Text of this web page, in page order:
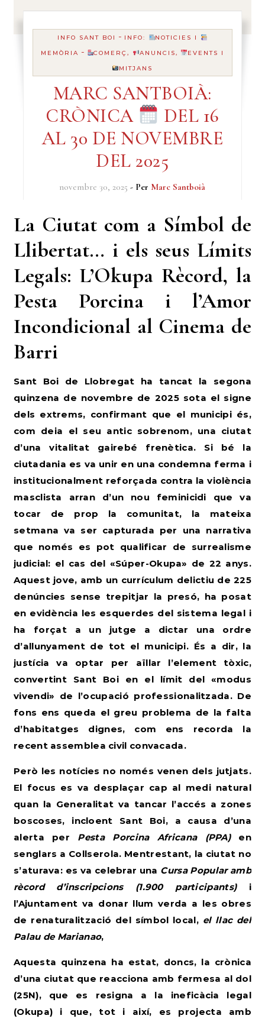
INFO SANT BOI - INFO:
NOTICIES I
MEMÒRIA - COMERÇ, ANUNCIS,
EVENTS I
MITJANS
MARC SANTBOIÀ:
CRÒNICA
DEL 16
AL 30 DE NOVEMBRE
DEL 2025
novembre 30, 2025 - Per Marc Santboià
La Ciutat com a Símbol de
Llibertat… i els seus Límits
Legals: L’Okupa Rècord, la
Pesta Porcina i l’Amor
Incondicional al Cinema de
Barri
Sant Boi de Llobregat ha tancat la segona
quinzena de novembre de 2025 sota el signe
dels extrems, confirmant que el municipi és,
com deia el seu antic sobrenom, una ciutat
d’una vitalitat gairebé frenètica. Si bé la
ciutadania es va unir en una condemna ferma i
institucionalment reforçada contra la violència
masclista arran d’un nou feminicidi que va
tocar de prop la comunitat, la mateixa
setmana va ser capturada per una narrativa
que només es pot qualificar de surrealisme
judicial: el cas del «Súper-Okupa» de 22 anys.
Aquest jove, amb un currículum delictiu de 225
denúncies sense trepitjar la presó, ha posat
en evidència les esquerdes del sistema legal i
ha forçat a un jutge a dictar una ordre
d’allunyament de tot el municipi. És a dir, la
justícia va optar per aïllar l’element tòxic,
convertint Sant Boi en el límit del «modus
vivendi» de l’ocupació professionalitzada. De
fons ens queda el greu problema de la falta
d’habitatges dignes, com ens recorda la
recent assemblea civil convacada.
Però les notícies no només venen dels jutjats.
El focus es va desplaçar cap al medi natural
quan la Generalitat va tancar l’accés a zones
boscoses, incloent Sant Boi, a causa d’una
alerta per Pesta Porcina Africana (PPA) en
senglars a Collserola. Mentrestant, la ciutat no
s’aturava: es va celebrar una Cursa Popular amb
rècord d’inscripcions (1.900 participants)i
l’Ajuntament va donar llum verda a les obres
de renaturalització del símbol local, el llac del
Palau de Marianao,
Aquesta quinzena ha estat, doncs, la crònica
d’una ciutat que reacciona amb fermesa al dol
(25N), que es resigna a la ineficàcia legal
(Okupa) i que, tot i així, es projecta amb